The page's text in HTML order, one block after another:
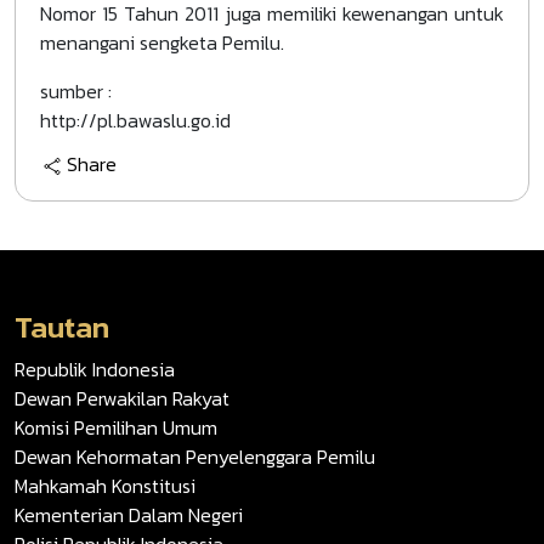
Nomor 15 Tahun 2011 juga memiliki kewenangan untuk
menangani sengketa Pemilu.
sumber :
http://pl.bawaslu.go.id
Share
Tautan
Republik Indonesia
Dewan Perwakilan Rakyat
Komisi Pemilihan Umum
Dewan Kehormatan Penyelenggara Pemilu
Mahkamah Konstitusi
Kementerian Dalam Negeri